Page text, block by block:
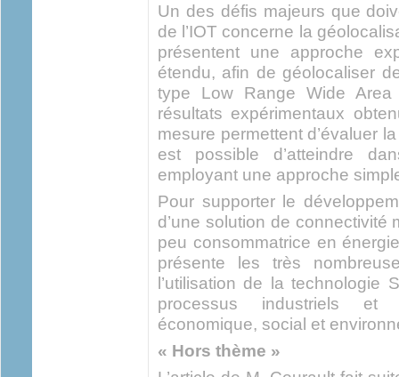
Un des défis majeurs que
de l’IOT concerne la
présentent une approche
étendu, afin de géolocaliser
type Low Range Wide Area
résultats expérimentaux
mesure permettent d’évaluer
est possible d’atteindre
employant une approche
Pour supporter le
d’une solution de connectivité
peu consommatrice en
présente les très
l’utilisation de la technologie
processus industriels et
économique, social et
« Hors thème »